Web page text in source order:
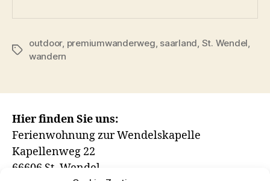
Schlagwörter
outdoor, premiumwanderweg, saarland, St. Wendel,
wandern
Hier finden Sie uns:
Ferienwohnung zur Wendelskapelle
Kapellenweg 22
66606 St. Wendel